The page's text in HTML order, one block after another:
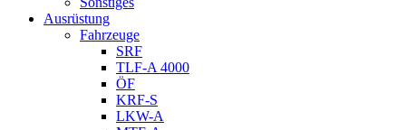
Ausrüstung
Fahrzeuge
SRF
TLF-A 4000
ÖF
KRF-S
LKW-A